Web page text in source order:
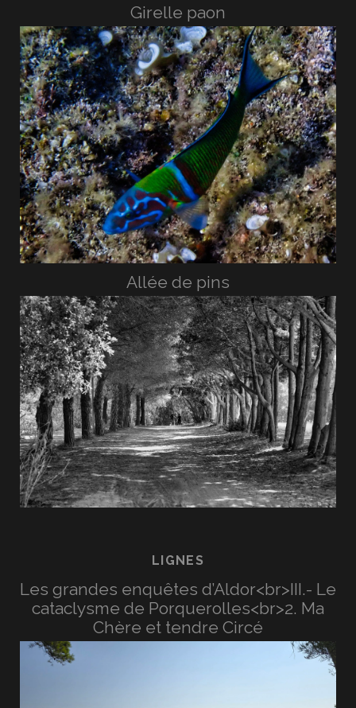
Girelle paon
Allée de pins
LIGNES
Les grandes enquêtes d’Aldor<br>III.- Le
cataclysme de Porquerolles<br>2. Ma
Chère et tendre Circé